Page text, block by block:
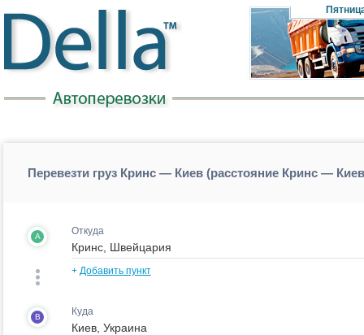
Перевезти груз Кринс — Киев (расстояние Кринс — Киев
A Откуда
+ Добавить пункт
B Куда